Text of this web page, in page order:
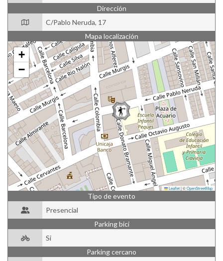
Dirección
C/Pablo Neruda, 17
Mapa localización
+
−
Leaflet|©OpenStreetMap
Tipo de evento
Presencial
Parking bici
Si
Parking cercano